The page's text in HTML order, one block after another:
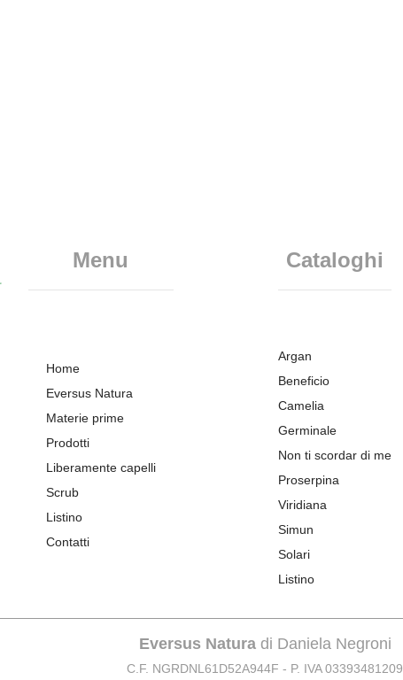
Menu
Home
Eversus Natura
Materie prime
Prodotti
Liberamente capelli
Scrub
Listino
Contatti
Cataloghi
Argan
Beneficio
Camelia
Germinale
Non ti scordar di me
Proserpina
Viridiana
Simun
Solari
Listino
Eversus Naturadi Daniela Negroni
C.F. NGRDNL61D52A944F - P. IVA 03393481209